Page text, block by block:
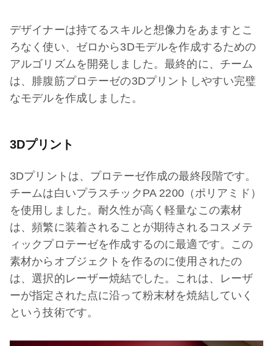
デザイナーは持てるスキルと想像力をあますとこ
ろなく使い、ゼロから3Dモデルを作成するための
アルゴリズムを開発しました。最終的に、チーム
は、腓腹筋プロテーゼの3Dプリントしやすい完璧
なモデルを作成しました。
3Dプリント
3Dプリントは、プロテーゼ作成の最終段階です。
チームは白いプラスチックPA 2200（ポリアミド）
を使用しました。耐久性が高く軽量なこの素材
は、頻繁に装着されることが期待されるコスメテ
ィックプロテーゼを作成するのに最適です。この
素材からオブジェクトを作るのに使用されたの
は、選択的レーザー焼結でした。これは、レーザ
ーが指定された点に沿って粉末材を焼結していく
という技術です。